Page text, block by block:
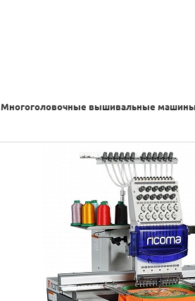
Многоголовочные вышивальные машины